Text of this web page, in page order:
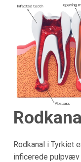
Rodkanal i Tyrkiet
inficerede